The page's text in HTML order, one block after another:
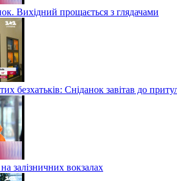
Вихідний прощається з глядачами
безхатьків: Сніданок завітав до
залізничних вокзалах